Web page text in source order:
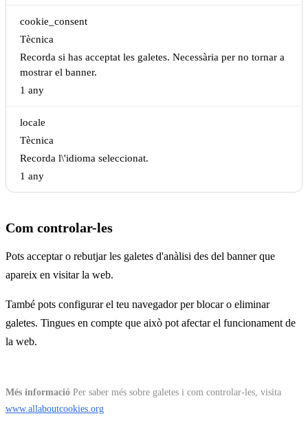
cookie_consent
Tècnica
Recorda si has acceptat les galetes. Necessària per no tornar a
mostrar el banner.
1 any
locale
Tècnica
Recorda l\'idioma seleccionat.
1 any
Com controlar-les
Pots acceptar o rebutjar les galetes d'anàlisi des del banner que
apareix en visitar la web.
També pots configurar el teu navegador per blocar o eliminar
galetes. Tingues en compte que això pot afectar el funcionament de
la web.
Més informació Per saber més sobre galetes i com controlar-les, visita
www.allaboutcookies.org